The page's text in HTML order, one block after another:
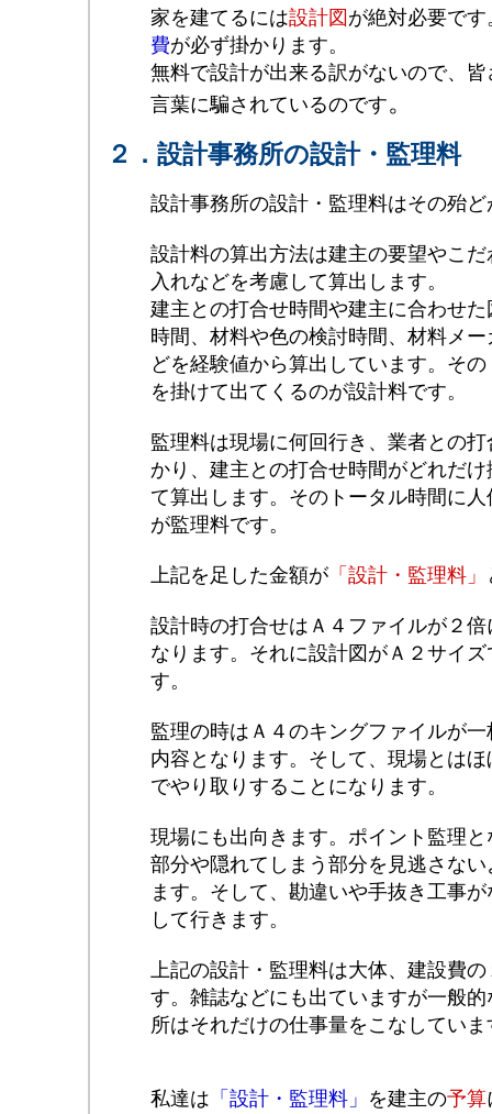
家を建てるには設計図 が絶対必要で
費が必ず掛かります。
無料で設計が出来る訳がないので、皆
言葉に騙されているのです。
２．設計事務所の設計・監理料
設計事務所の設計・監理料はその殆ど
設計料の算出方法は建主の要望やこ
入れなどを考慮して算出します。
建主との打合せ時間や建主に合わせ
時間、材料や色の検討時間、材料メ
どを経験値から算出しています。そ
を掛けて出てくるのが設計料です。
監理料は現場に何回行き、業者との
かり、建主との打合せ時間がどれだ
て算出します。そのトータル時間に
が監理料です。
上記を足した金額が 「設計・監理料」
設計時の打合せはＡ４ファイルが２
なります。それに設計図がＡ２サイ
す。
監理の時はＡ４のキングファイルが
内容となります。そして、現場とは
でやり取りすることになります。
現場にも出向きます。ポイント監理
部分や隠れてしまう部分を見逃さな
ます。そして、勘違いや手抜き工事
して行きます。
上記の設計・監理料は大体、建設費
す。雑誌などにも出ていますが一般
所はそれだけの仕事量をこなしていま
私達は 「設計・監理料」 を建主の予算